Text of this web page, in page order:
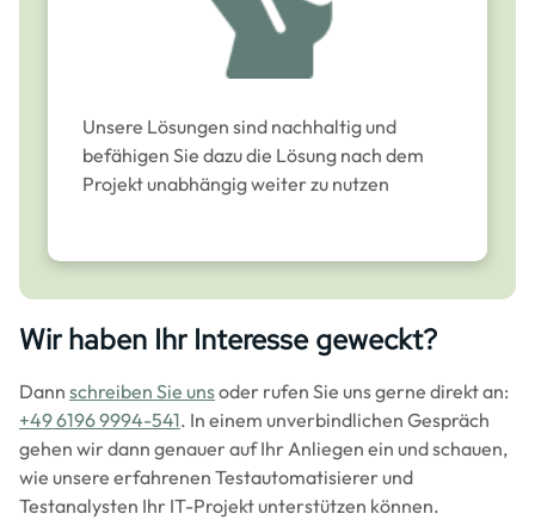
Unsere Lösungen sind nachhaltig und
befähigen Sie dazu die Lösung nach dem
Projekt unabhängig weiter zu nutzen
Wir haben Ihr Interesse geweckt?
Dann schreiben Sie unsoder rufen Sie uns gerne direkt an:
+49 6196 9994-541. In einem unverbindlichen Gespräch
gehen wir dann genauer auf Ihr Anliegen ein und schauen,
wie unsere erfahrenen Testautomatisierer und
Testanalysten Ihr IT-Projekt unterstützen können.